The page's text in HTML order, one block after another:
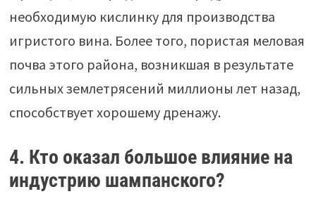
необходимую кислинку для производства
игристого вина. Более того, пористая меловая
почва этого района, возникшая в результате
сильных землетрясений миллионы лет назад,
способствует хорошему дренажу.
4. Кто оказал большое влияние на
индустрию шампанского?